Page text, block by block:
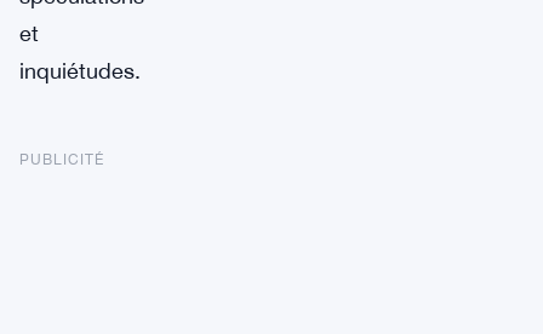
et
inquiétudes.
PUBLICITÉ